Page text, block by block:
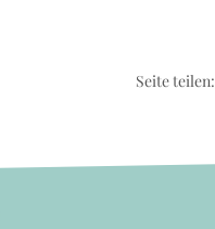
Seite teilen: